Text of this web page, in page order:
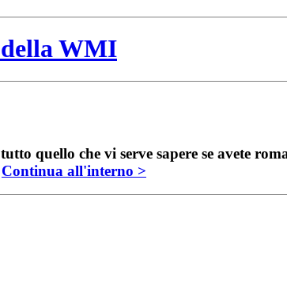
WMI
quello che vi serve sapere se avete
Continua all'interno >